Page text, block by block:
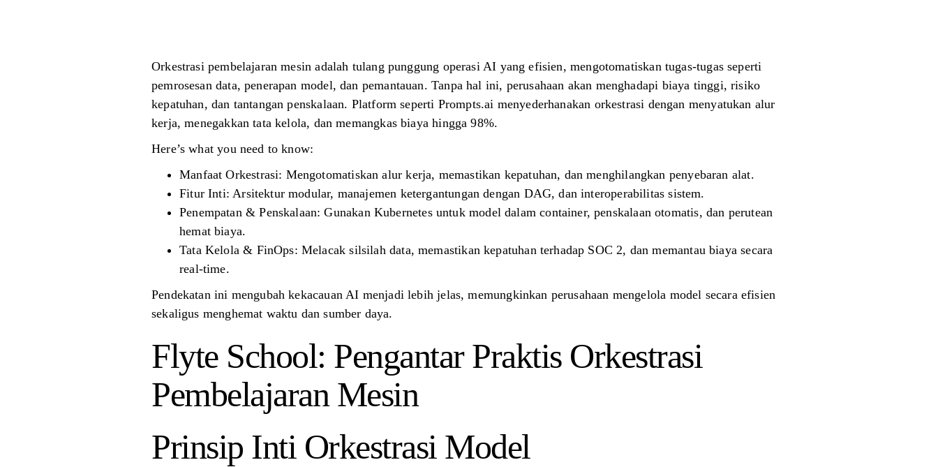
Orkestrasi pembelajaran mesin adalah tulang punggung operasi AI yang efisien, mengotomatiskan tugas-tugas seperti
pemrosesan data, penerapan model, dan pemantauan. Tanpa hal ini, perusahaan akan menghadapi biaya tinggi, risiko
kepatuhan, dan tantangan penskalaan. Platform seperti Prompts.ai menyederhanakan orkestrasi dengan menyatukan alur
kerja, menegakkan tata kelola, dan memangkas biaya hingga 98%.
Here’s what you need to know:
Manfaat Orkestrasi: Mengotomatiskan alur kerja, memastikan kepatuhan, dan menghilangkan penyebaran alat.
Fitur Inti: Arsitektur modular, manajemen ketergantungan dengan DAG, dan interoperabilitas sistem.
Penempatan & Penskalaan: Gunakan Kubernetes untuk model dalam container, penskalaan otomatis, dan perutean
hemat biaya.
Tata Kelola & FinOps: Melacak silsilah data, memastikan kepatuhan terhadap SOC 2, dan memantau biaya secara
real-time.
Pendekatan ini mengubah kekacauan AI menjadi lebih jelas, memungkinkan perusahaan mengelola model secara efisien
sekaligus menghemat waktu dan sumber daya.
Flyte School: Pengantar Praktis Orkestrasi
Pembelajaran Mesin
Prinsip Inti Orkestrasi Model